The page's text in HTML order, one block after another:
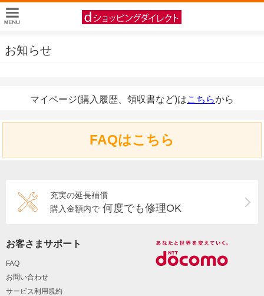
お知らせ
マイページ(購入履歴、領収書など)はこちらから
FAQはこちら
充実の延長補償
購入金額内で 何度でも修理OK
お客さまサポート
FAQ
お問い合わせ
サービス利用規約